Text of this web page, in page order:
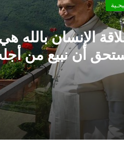
الإنسان بالله
أن نبيع من